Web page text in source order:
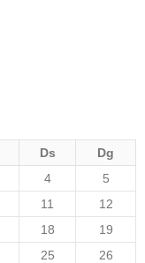
Ds
Dg
4
5
11
12
18
19
25
26